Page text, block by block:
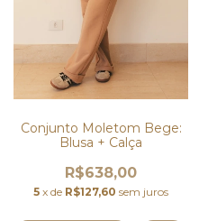
Conjunto Moletom Bege:
Blusa + Calça
R$638,00
5 x de R$127,60 sem juros